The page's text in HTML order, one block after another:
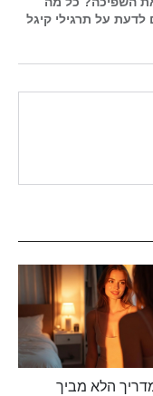
על תרגילי קיגל
הלא מביך